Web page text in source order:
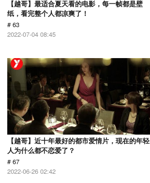
【越哥】最适合夏天看的电影，每一帧都是壁
纸，看完整个人都凉爽了！
# 63
2022-07-04 08:45
【越哥】近十年最好的都市爱情片，现在的年轻
人为什么都不恋爱了？
# 67
2022-06-26 02:42